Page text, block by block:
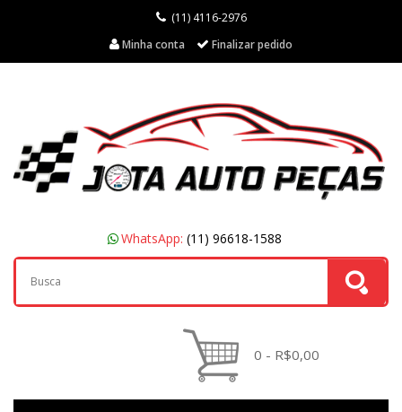
(11) 4116-2976
Minha conta
Finalizar pedido
WhatsApp: (11) 96618-1588
0 - R$0,00